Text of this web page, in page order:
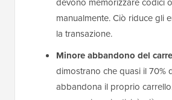
manualmente. Ciò riduce gli
la transazione.
Minore abbandono del
dimostrano che quasi il 70%
abbandona il proprio